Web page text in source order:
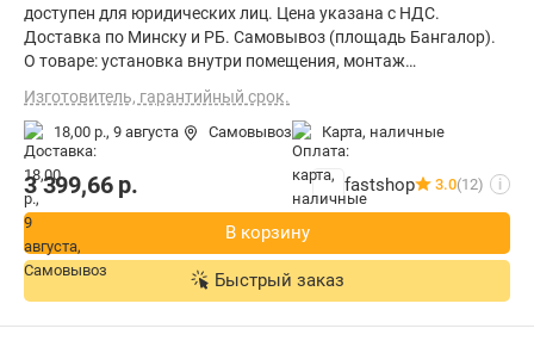
доступен для юридических лиц. Цена указана с НДС.
Доставка по Минску и РБ. Самовывоз (площадь Бангалор).
О товаре: установка внутри помещения, монтаж
защиты IP20, ВхШхГ: 225.4x60x100 см
Изготовитель, гарантийный срок.
18,00 р., 9 августа Самовывоз карта, наличные
3 399,66р. fastshop 3.0(12) i
В корзину
Быстрый заказ